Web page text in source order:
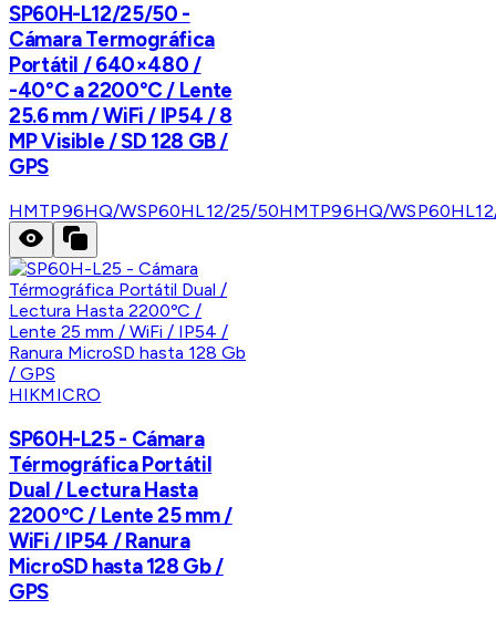
SP60H-L12/25/50 -
Cámara Termográfica
Portátil / 640×480 /
-40°C a 2200°C / Lente
25.6 mm / WiFi / IP54 / 8
MP Visible / SD 128 GB /
GPS
HMTP96HQ/WSP60HL12/25/50HMTP96HQ/
HIKMICRO
SP60H-L25 - Cámara
Térmográfica Portátil
Dual / Lectura Hasta
2200ºC / Lente 25 mm /
WiFi / IP54 / Ranura
MicroSD hasta 128 Gb /
GPS